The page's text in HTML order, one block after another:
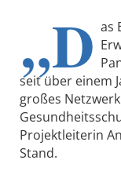
„D as
seit über einem
großes
Projektleiterin
Stand.